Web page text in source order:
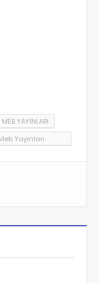
YAYINLARI
Yayınları